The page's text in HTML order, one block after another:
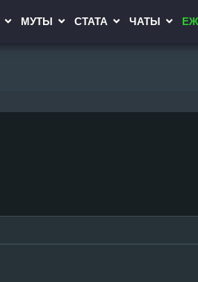
МУТЫ СТАТА ЧАТЫ